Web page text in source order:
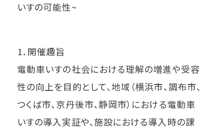
いすの可能性~
1．開催趣旨
電動車いすの社会における理解の増進や受容
性の向上を目的として、地域（横浜市、調布市、
つくば市、京丹後市、静岡市）における電動車
いすの導入実証や、施設における導入時の課